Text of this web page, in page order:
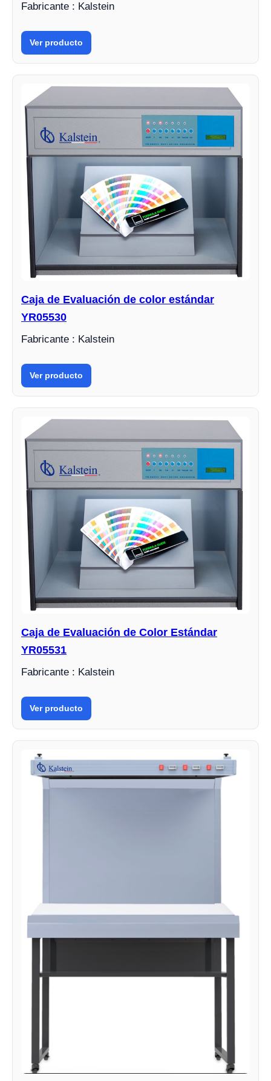
Fabricante : Kalstein
Ver producto
Caja de Evaluación de color estándar
YR05530
Fabricante : Kalstein
Ver producto
Caja de Evaluación de Color Estándar
YR05531
Fabricante : Kalstein
Ver producto